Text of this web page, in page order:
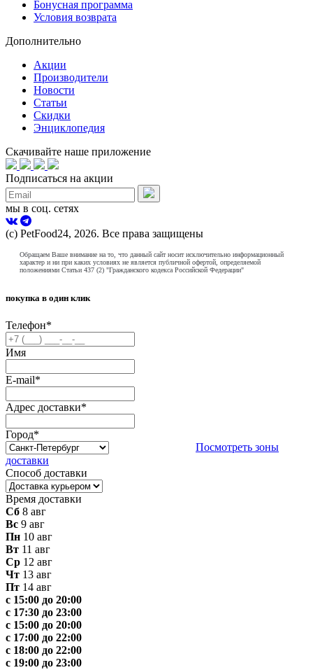
Бонусная программа
Условия возврата
Дополнительно
Акции
Производители
Новости
Статьи
Скидки
Энциклопедия
Скачивайте наше приложение
Подписаться на акции
мы в соц. сетях
(с) PetFood24, 2026. Все права защищены
Обращаем Ваше внимание на то, что данный сайт носит исключительно информационный
характер и ни при каких условиях не является публичной офертой, определяемой
положениями Статьи 437 (2) "Гражданского кодекса Российской Федерации"
покупка в один клик
Телефон*
Имя
E-mail*
Адрес доставки*
Город*
Посмотреть зоны
доставки
Способ доставки
Время доставки
Сб 8 авг
Вс 9 авг
Пн 10 авг
Вт 11 авг
Ср 12 авг
Чт 13 авг
Пт 14 авг
с 15:00 до 20:00
с 17:30 до 23:00
с 15:00 до 20:00
с 17:00 до 22:00
с 18:00 до 22:00
с 19:00 до 23:00